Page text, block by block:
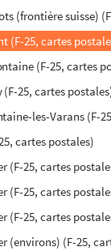
(frontière suisse)
(F-25, cartes
(F-25, cartes
(F-25, cartes
les-Varans (F-
cartes postales)
(F-25, cartes
(F-25, cartes
(F-25, cartes
(environs) (F-25,